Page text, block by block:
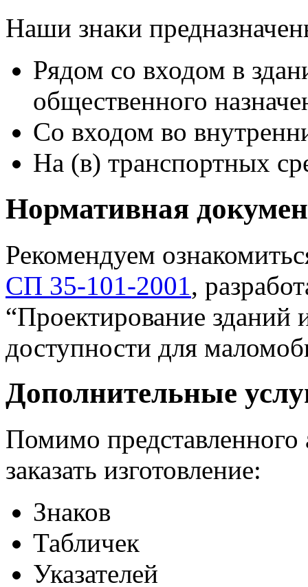
Наши знаки
Рядом со входом в
общественного
Со входом во
На (в) транспортных
Нормативная
Рекомендуем
СП 35-101-2001 ,
“Проектирование зданий
доступности для
Дополнительные
Помимо
заказать изготовление:
Знаков
Табличек
Указателей